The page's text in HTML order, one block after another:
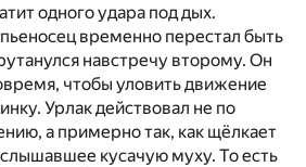
атит одного удара под дых.
временно перестал быть
навстречу второму. Он
чтобы уловить движение
Урлак действовал не по
а примерно так, как щёлкает
кусачую муху. То есть